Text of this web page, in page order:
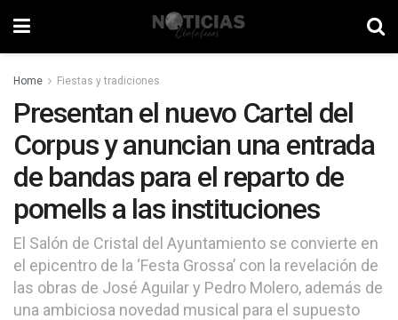
Home Fiestas y tradiciones
Presentan el nuevo Cartel del
Corpus y anuncian una entrada
de bandas para el reparto de
pomells a las instituciones
El Salón de Cristal del Ayuntamiento se convierte en
el epicentro de la ‘Festa Grossa’ con la revelación de
las obras de José Aguilar y Pedro Molero, además de
una ambiciosa novedad musical para el supuesto